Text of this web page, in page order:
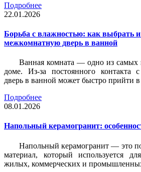
Подробнее
22.01.2026
Борьба с влажностью: как выбрать
межкомнатную дверь в ванной
Ванная комната — одно из
доме. Из-за постоянного контакта
дверь в ванной может быстро прийти в
Подробнее
08.01.2026
Напольный керамогранит:
Напольный керамогранит — это
материал, который используется
жилых, коммерческих и